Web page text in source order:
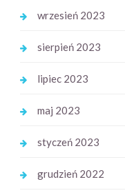
wrzesień 2023
sierpień 2023
lipiec 2023
maj 2023
styczeń 2023
grudzień 2022